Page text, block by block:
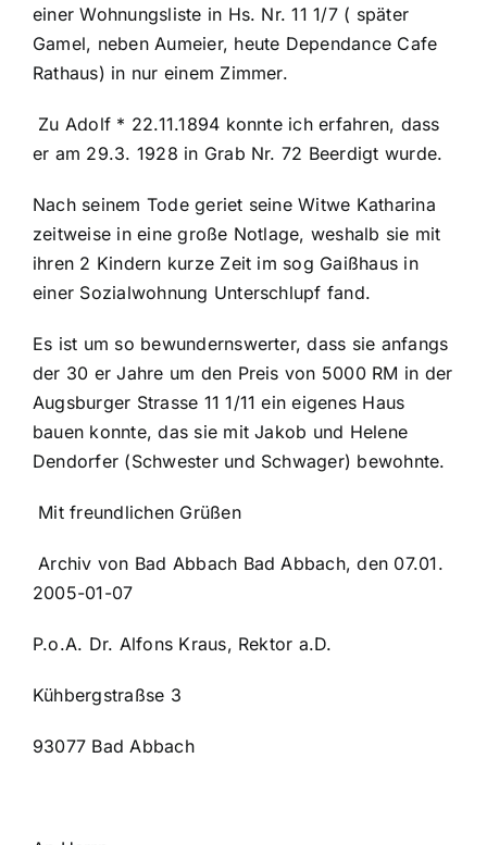
einer Wohnungsliste in Hs. Nr. 11 1/7 ( später
Gamel, neben Aumeier, heute Dependance Cafe
Rathaus) in nur einem Zimmer.
Zu Adolf * 22.11.1894 konnte ich erfahren, dass
er am 29.3. 1928 in Grab Nr. 72 Beerdigt wurde.
Nach seinem Tode geriet seine Witwe Katharina
zeitweise in eine große Notlage, weshalb sie mit
ihren 2 Kindern kurze Zeit im sog Gaißhaus in
einer Sozialwohnung Unterschlupf fand.
Es ist um so bewundernswerter, dass sie anfangs
der 30 er Jahre um den Preis von 5000 RM in der
Augsburger Strasse 11 1/11 ein eigenes Haus
bauen konnte, das sie mit Jakob und Helene
Dendorfer (Schwester und Schwager) bewohnte.
Mit freundlichen Grüßen
Archiv von Bad Abbach Bad Abbach, den 07.01.
2005-01-07
P.o.A. Dr. Alfons Kraus, Rektor a.D.
Kühbergstraßse 3
93077 Bad Abbach